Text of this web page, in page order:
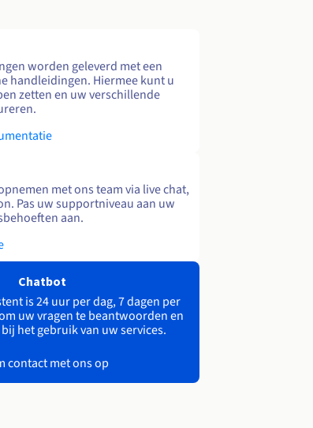
worden geleverd met een
handleidingen. Hiermee kunt u
zetten en uw verschillende
met ons team via live chat,
Pas uw supportniveau aan uw
aan.
Chatbot
is 24 uur per dag, 7 dagen per
uw vragen te beantwoorden en
het gebruik van uw services.
contact met ons op